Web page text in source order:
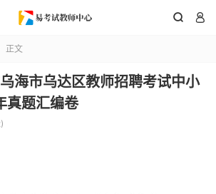
 
正文
海市乌达区教师招聘考试中小
真题汇编卷